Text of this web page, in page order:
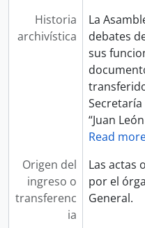
Historia
archivística
La
debates
sus
“Juan
Read
Origen del
ingreso o
transferenc
ia
Las actas
por el
General.